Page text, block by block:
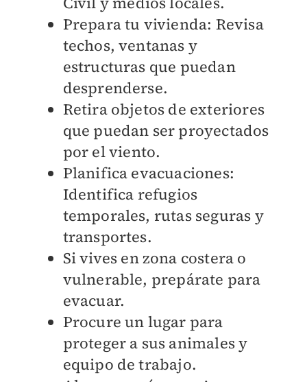
Prepara tu vivienda: Revisa
techos, ventanas y
estructuras que puedan
desprenderse.
Retira objetos de exteriores
que puedan ser proyectados
por el viento.
Planifica evacuaciones:
Identifica refugios
temporales, rutas seguras y
transportes.
Si vives en zona costera o
vulnerable, prepárate para
evacuar.
Procure un lugar para
proteger a sus animales y
equipo de trabajo.